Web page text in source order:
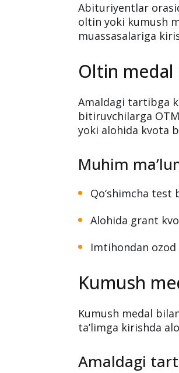
Abituriyentlar
oltin yoki kumush
muassasalariga
Oltin medal
Amaldagi tartibga
bitiruvchilarga
yoki alohida kvota
Muhim
Qo‘shimcha test
Alohida grant
Imtihondan
Kumush
Kumush medal
ta’limga kirishda
Amaldagi